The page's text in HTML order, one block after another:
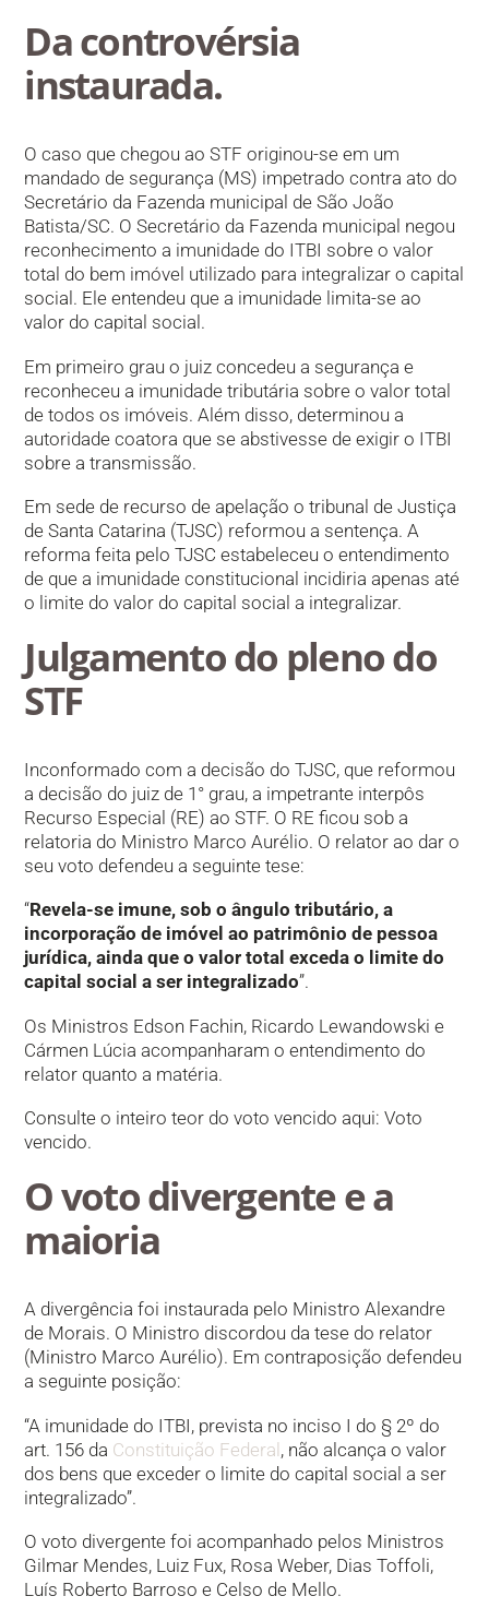
Da controvérsia
instaurada.
O caso que chegou ao STF originou-se em um
mandado de segurança (MS) impetrado contra ato do
Secretário da Fazenda municipal de São João
Batista/SC. O Secretário da Fazenda municipal negou
reconhecimento a imunidade do ITBI sobre o valor
total do bem imóvel utilizado para integralizar o capital
social. Ele entendeu que a imunidade limita-se ao
valor do capital social.
Em primeiro grau o juiz concedeu a segurança e
reconheceu a imunidade tributária sobre o valor total
de todos os imóveis. Além disso, determinou a
autoridade coatora que se abstivesse de exigir o ITBI
sobre a transmissão.
Em sede de recurso de apelação o tribunal de Justiça
de Santa Catarina (TJSC) reformou a sentença. A
reforma feita pelo TJSC estabeleceu o entendimento
de que a imunidade constitucional incidiria apenas até
o limite do valor do capital social a integralizar.
Julgamento do pleno do
STF
Inconformado com a decisão do TJSC, que reformou
a decisão do juiz de 1° grau, a impetrante interpôs
Recurso Especial (RE) ao STF. O RE ficou sob a
relatoria do Ministro Marco Aurélio. O relator ao dar o
seu voto defendeu a seguinte tese:
“Revela-se imune, sob o ângulo tributário, a
incorporação de imóvel ao patrimônio de pessoa
jurídica, ainda que o valor total exceda o limite do
capital social a ser integralizado”.
Os Ministros Edson Fachin, Ricardo Lewandowski e
Cármen Lúcia acompanharam o entendimento do
relator quanto a matéria.
Consulte o inteiro teor do voto vencido aqui: Voto
vencido.
O voto divergente e a
maioria
A divergência foi instaurada pelo Ministro Alexandre
de Morais. O Ministro discordou da tese do relator
(Ministro Marco Aurélio). Em contraposição defendeu
a seguinte posição:
“A imunidade do ITBI, prevista no inciso I do § 2º do
art. 156 da Constituição Federal, não alcança o valor
dos bens que exceder o limite do capital social a ser
integralizado”.
O voto divergente foi acompanhado pelos Ministros
Gilmar Mendes, Luiz Fux, Rosa Weber, Dias Toffoli,
Luís Roberto Barroso e Celso de Mello.